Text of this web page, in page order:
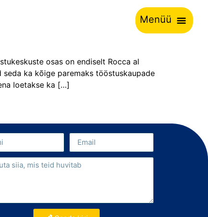
Menüü
osas on endiselt Rocca al
seda ka kõige paremaks tööstuskaupade
loetakse ka […]